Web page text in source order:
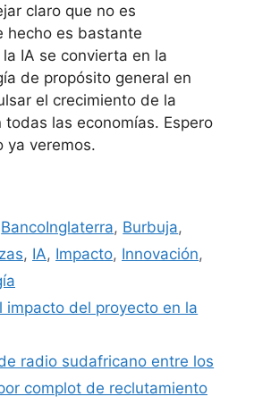
claro que no es
hecho es bastante
IA se convierta en la
de propósito general en
el crecimiento de la
las economías. Espero
ya veremos.
BancoInglaterra, Burbuja,
, IA, Impacto, Innovación,
impacto del proyecto en la
radio sudafricano entre los
complot de reclutamiento